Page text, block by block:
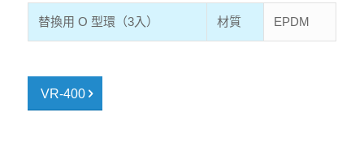
替換用 O 型環（3入） 材質 EPDM
VR-400